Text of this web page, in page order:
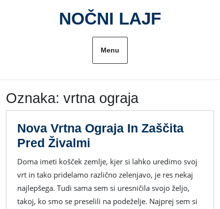
NOČNI LAJF
Menu
Oznaka: vrtna ograja
Nova Vrtna Ograja In Zaščita
Pred Živalmi
Vrtna
Ograja
In
Zaščita
Doma imeti košček zemlje, kjer si lahko uredimo svoj
vrt in tako pridelamo različno zelenjavo, je res nekaj
najlepšega. Tudi sama sem si uresničila svojo željo,
takoj, ko smo se preselili na podeželje. Najprej sem si